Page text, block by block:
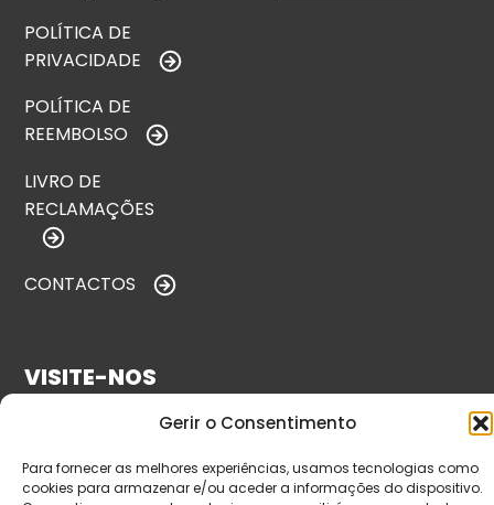
Gerir o Consentimento
Para fornecer as melhores experiências, usamos tecnologias como
cookies para armazenar e/ou aceder a informações do dispositivo.
POLÍTICA DE
PRIVACIDADE
POLÍTICA DE
REEMBOLSO
LIVRO DE
RECLAMAÇÕES
CONTACTOS
VISITE-NOS